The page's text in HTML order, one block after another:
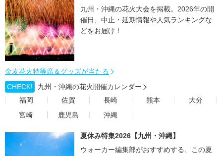
九州・沖縄の花火大会を掲載。2026年の開
催日、中止・延期情報や人気ランキングな
どをお届け！
金麦花火特等席＆グッズが当たる
CHECK!
九州・沖縄の花火開催カレンダー
福岡
佐賀 長崎 熊本
大分
宮崎
鹿児島 沖縄
夏休み特集2026【九州・沖縄】
ウォーカー編集部がおすすめする、この夏